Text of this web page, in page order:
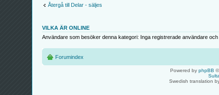
Återgå till Delar - säljes
VILKA ÄR ONLINE
Användare som besöker denna kategori: Inga registrerade användare
Forumindex
Powered by phpBB
Swedish translation